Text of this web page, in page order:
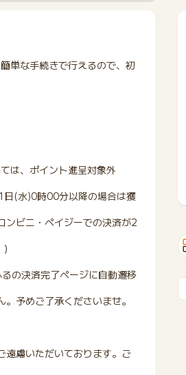
単な手続きで行えるので、初
は、ポイント進呈対象外
(水)0時00分以降の場合は獲
ンビニ・ペイジーでの決済が2
の決済完了ページに自動遷移
予めご了承くださいませ。
遠慮いただいております。ご